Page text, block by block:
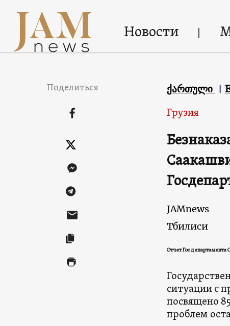
Новости
Поделиться ქართული
Грузия
JAMnews
Тбилиси
Отчет Госдепартамента
ситуации с
посвящено
проблем